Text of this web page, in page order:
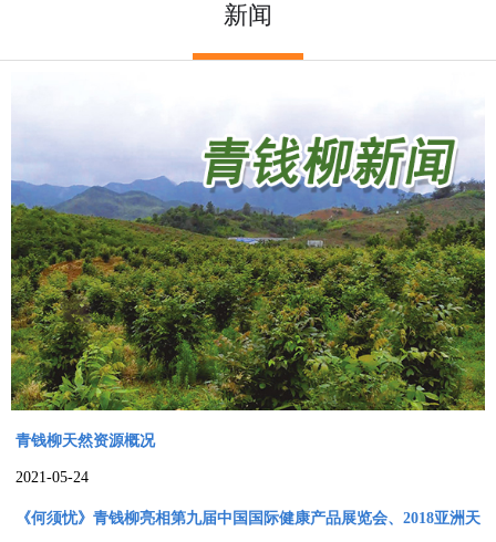
新闻
南京绿加硒专利《一种用于治疗痛风的中药组合物及其制备方法》获
不敢置信！江西这个深山古村落竟有1100年历史！村落至今保存完好
2021-07-19
多彩贵州幸福和谐｜让人民群众生活更有质量、更加美好
2021-07-19
青钱柳批发、青钱柳叶批发、青钱柳提取物批发、青钱柳叶厂家、青
钱柳茶厂家。
2021-07-13
青钱柳天然资源概况
2021-05-24
《何须忧》青钱柳亮相第九届中国国际健康产品展览会、2018亚洲天